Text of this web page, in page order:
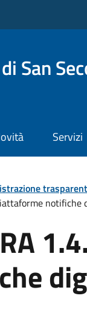
San
Servizi
notifiche